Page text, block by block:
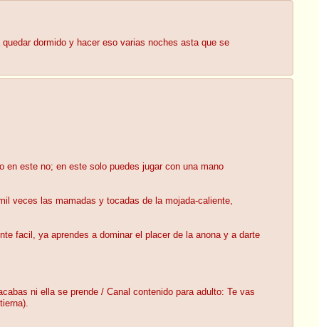
dormido y hacer eso varias noches asta que se
en este no; en este solo puedes jugar con una mano
veces las mamadas y tocadas de la mojada-caliente,
facil, ya aprendes a dominar el placer de la anona y a darte
ni ella se prende / Canal contenido para adulto: Te vas